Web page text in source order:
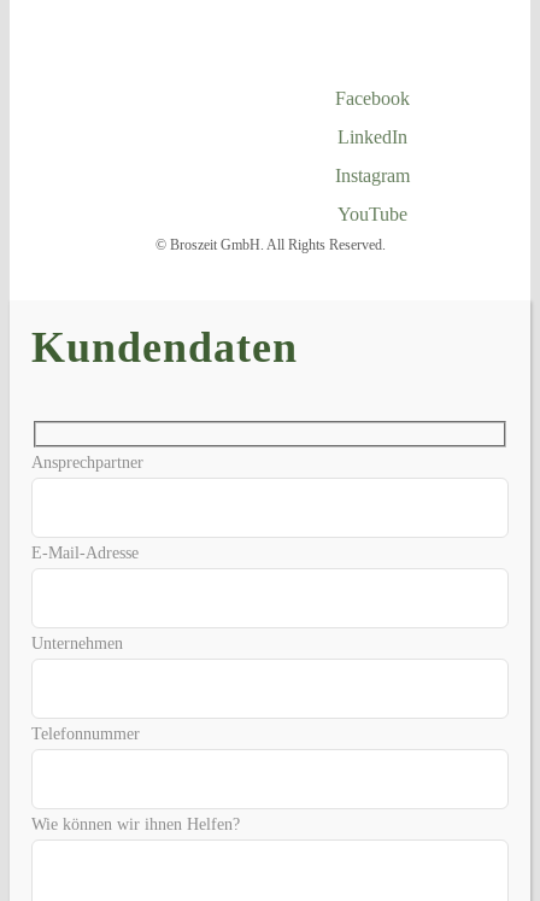
Facebook
LinkedIn
Instagram
YouTube
© Broszeit GmbH. All Rights Reserved.
Kundendaten
Ansprechpartner
E-Mail-Adresse
Unternehmen
Telefonnummer
Wie können wir ihnen Helfen?